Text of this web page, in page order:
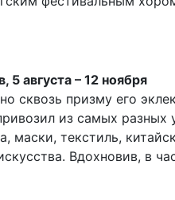
августа – 12 ноября
сквозь призму его
из самых разных
маски, текстиль,
Вдохновив, в